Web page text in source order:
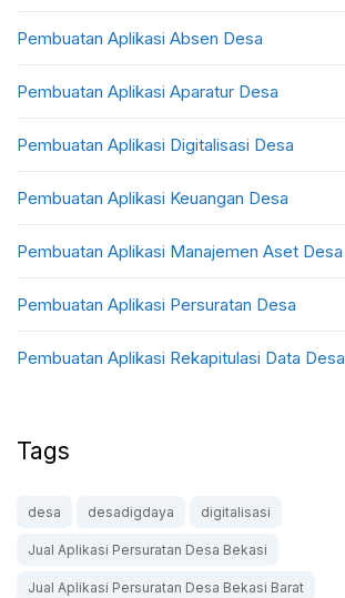
Pembuatan Aplikasi Absen Desa
Pembuatan Aplikasi Aparatur Desa
Pembuatan Aplikasi Digitalisasi Desa
Pembuatan Aplikasi Keuangan Desa
Pembuatan Aplikasi Manajemen Aset Desa
Pembuatan Aplikasi Persuratan Desa
Pembuatan Aplikasi Rekapitulasi Data Desa
Tags
desa desadigdaya digitalisasi
Jual Aplikasi Persuratan Desa Bekasi
Jual Aplikasi Persuratan Desa Bekasi Barat